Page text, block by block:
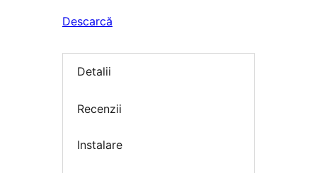
Descarcă
Detalii
Recenzii
Instalare